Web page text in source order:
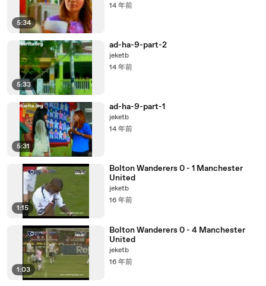
5:34
14 年前
5:33
ad-ha-9-part-2
jeketb
14 年前
5:31
ad-ha-9-part-1
jeketb
14 年前
1:15
Bolton Wanderers 0 - 1 Manchester
United
jeketb
16 年前
1:03
Bolton Wanderers 0 - 4 Manchester
United
jeketb
16 年前